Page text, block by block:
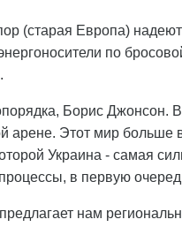
(старая Европа)
по
Борис Джонсон.
арене. Этот мир больше
Украина - самая
в первую
нам